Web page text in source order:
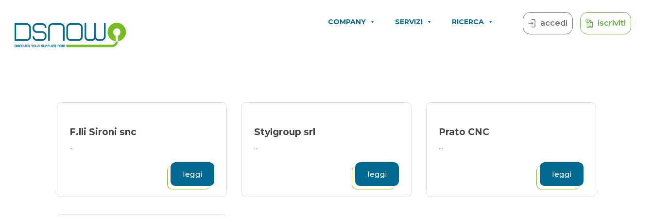
content
COMPANY SERVIZI RICERCA accedi iscriviti
F.lli Sironi snc
...
leggi
Stylgroup srl
...
leggi
Prato CNC
...
leggi